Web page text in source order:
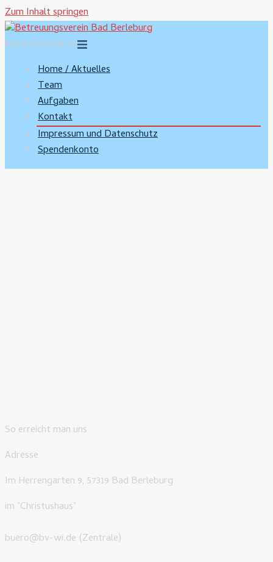
Zum Inhalt springen
Menü umschalten
Home / Aktuelles
Team
Aufgaben
Kontakt
Impressum und Datenschutz
Spendenkonto
So erreicht man uns
Adresse
Im Herrengarten 9, 57319 Bad Berleburg
im "Christushaus"
buero@bv-wi.de (Zentrale)